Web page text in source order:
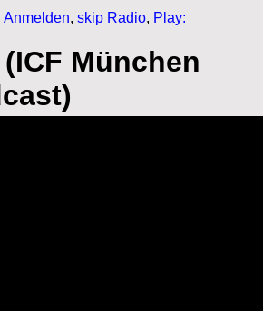
Anmelden, skip Radio, Play:
München